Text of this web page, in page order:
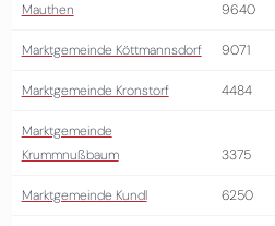
Mauthen
9640
Marktgemeinde Köttmannsdorf 9071
Marktgemeinde Kronstorf 4484
Marktgemeinde
Krummnußbaum
3375
Marktgemeinde Kundl 6250